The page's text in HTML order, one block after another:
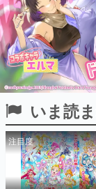
ピック
電ファミのいま
アプリセール情報
いま読
注目度